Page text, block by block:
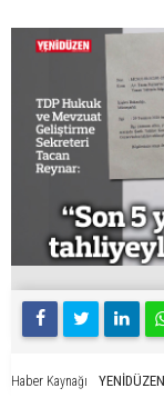
Haber Kaynağı YENİDÜZEN